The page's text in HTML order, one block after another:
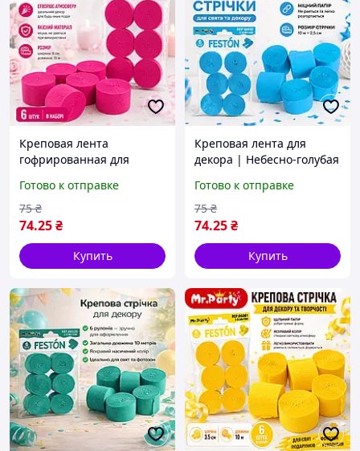
Креповая лента
гофрированная для
Розово-малиновая 6 шт/
уп
Готово к отправке
74.25₴
75 ₴
Купить
Креповая лента для
декора | Небесно-голубая
Готово к отправке
74.25₴
75 ₴
Купить